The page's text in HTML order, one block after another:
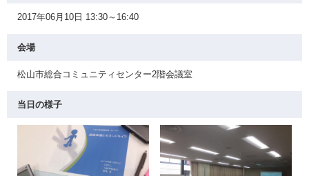
2017年06月10日 13:30～16:40
会場
松山市総合コミュニティセンター2階会議室
当日の様子